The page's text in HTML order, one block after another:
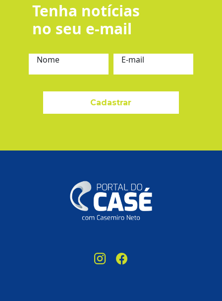
Tenha notícias
no seu e-mail
Nome E-mail
Cadastrar